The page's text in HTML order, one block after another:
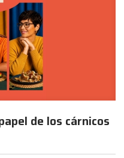
de los cárnicos